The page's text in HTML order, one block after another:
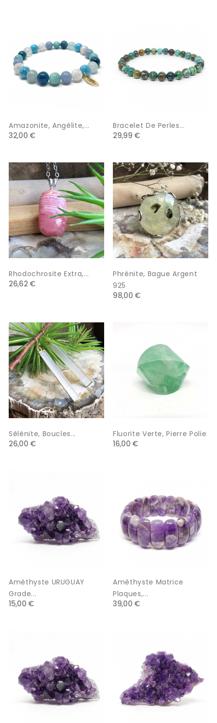
Amazonite, Angélite,...
32,00 €
Bracelet De Perles...
29,99 €
Rhodochrosite Extra,...
26,62 €
Phrénite, Bague Argent
925
98,00 €
Sélénite, Boucles...
26,00 €
Fluorite Verte, Pierre Polie
16,00 €
Améthyste URUGUAY
Grade...
15,00 €
Améthyste Matrice
Plaques,...
39,00 €